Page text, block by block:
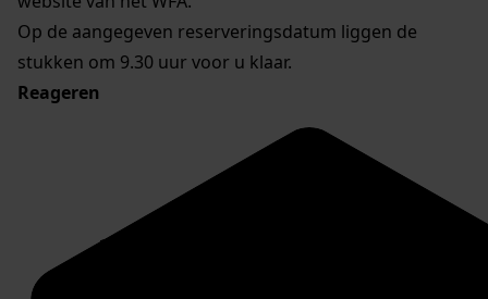
Op de aangegeven reserveringsdatum liggen de
stukken om 9.30 uur voor u klaar.
Reageren